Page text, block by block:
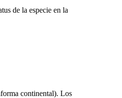
de la especie en la
continental). Los